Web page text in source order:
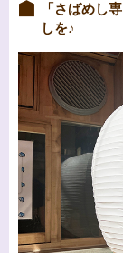
「さばめし
しを♪